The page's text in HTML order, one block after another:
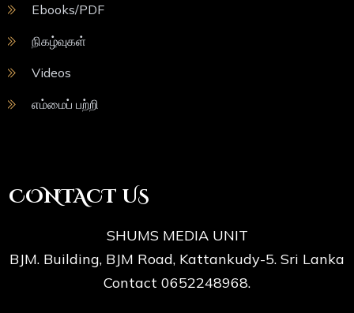
Ebooks/PDF
நிகழ்வுகள்
Videos
எம்மைப் பற்றி
CONTACT US
SHUMS MEDIA UNIT
BJM. Building, BJM Road, Kattankudy-5. Sri Lanka
Contact 0652248968.